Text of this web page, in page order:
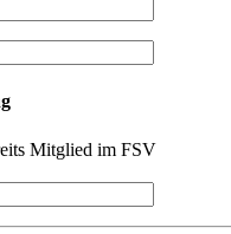
Mitglied im FSV